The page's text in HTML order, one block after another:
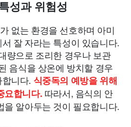
성과 위험성
없는 환경을 선호하며 아미
잘 자라는 특성이 있습니다.
량으로 조리한 경우나 보관
음식을 상온에 방치할 경우
니다. 식중독의 예방을 위해
요합니다. 따라서, 음식의 안
을 알아두는 것이 필요합니다.